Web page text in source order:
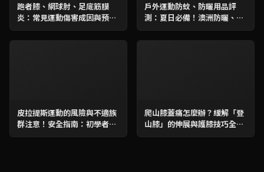
跑者膝、網球肘、足底筋膜
炎：常見運動傷害成因與預防
性訓練全解析
戶外運動防蚊、防曬用品評
測：夏日必備！澳洲防曬、韓
國兒童防曬實測指南
皮拉提斯運動的風險與不適族
群注意！安全指南：初學者必
學 &#038; 避免運動傷害攻略
爬山膝蓋痛怎麼辦？緩解「登
山膝」的伸展與護膝技巧全攻
略